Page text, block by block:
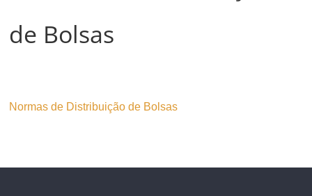
de Bolsas
Normas de Distribuição de Bolsas